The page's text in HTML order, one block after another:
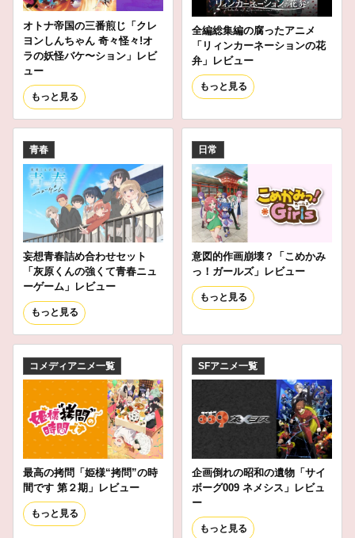
オトナ帝国の三番煎じ「クレ
ヨンしんちゃん 奇々怪々!オ
ラの妖怪バケ〜ション」レビ
ュー
もっと見る
全編総集編の腐ったアニメ
「リィンカーネーションの花
弁」レビュー
もっと見る
青春
妄想青春詰め合わせセット
「灰原くんの強くて青春ニュ
ーゲーム」レビュー
もっと見る
日常
意図的作画崩壊？「こめかみ
っ！ガールズ」レビュー
もっと見る
コメディアニメ一覧
最高の拷問「姫様“拷問”の時
間です 第２期」レビュー
もっと見る
SFアニメ一覧
企画倒れの昭和の遺物「サイ
ボーグ009 ネメシス」レビュ
ー
もっと見る